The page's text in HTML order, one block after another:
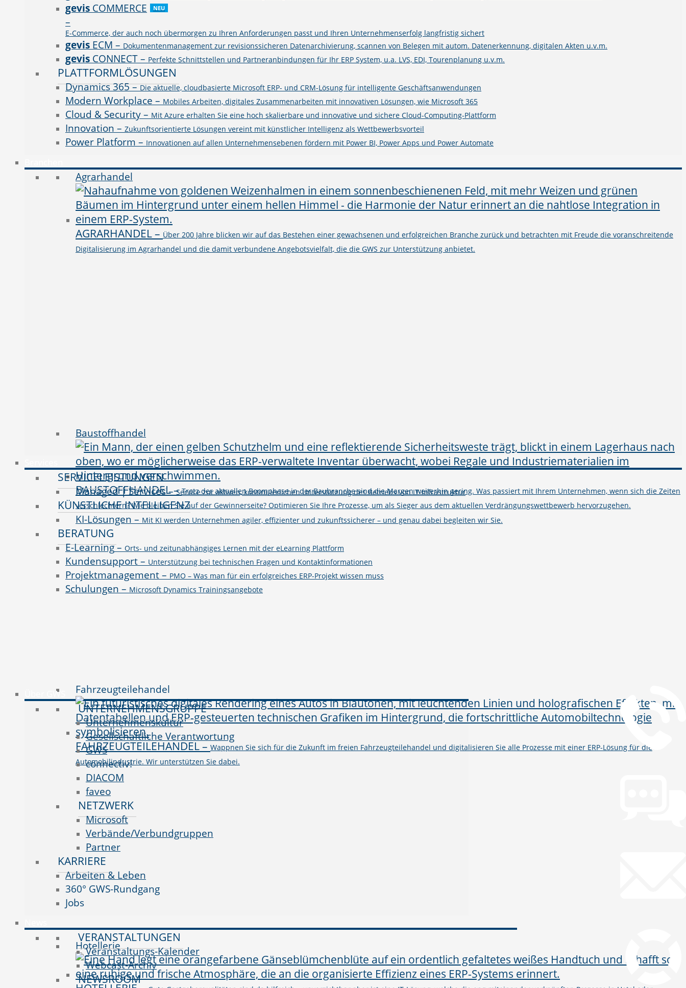
gevis COMMERCE
–
E-Commerce, der auch noch übermorgen zu Ihren Anforderungen passt und Ihren Unternehmenserfolg langfristig sichert
NEU
gevis ECM – Dokumentenmanagement zur revisionssicheren Datenarchivierung, scannen von Belegen mit autom. Datenerkennung, digitalen Akten u.v.m.
gevis CONNECT– Perfekte Schnittstellen und Partneranbindungen für Ihr ERP System, u.a. LVS, EDI, Tourenplanung u.v.m.
PLATTFORMLÖSUNGEN
Dynamics 365–Die aktuelle, cloudbasierte Microsoft ERP- und CRM-Lösung für intelligente Geschäftsanwendungen
Modern Workplace – Mobiles Arbeiten, digitales Zusammenarbeiten mit innovativen Lösungen, wie Microsoft 365
Cloud & Security– Mit Azure erhalten Sie eine hoch skalierbare und innovative und sichere Cloud-Computing-Plattform
Innovation – Zukunftsorientierte Lösungen vereint mit künstlicher Intelligenz als Wettbewerbsvorteil
Power Platform – Innovationen auf allen Unternehmensebenen fördern mit Power BI, Power Apps und Power Automate
Agrarhandel
AGRARHANDEL– Über 200 Jahre blicken wir auf das Bestehen einer gewachsenen und erfolgreichen Branche zurück und betrachten mit Freude die voranschreitende
Digitalisierung im Agrarhandel und die damit verbundene Angebotsvielfalt, die die GWS zur Unterstützung anbietet.
Baustoffhandel
BAUSTOFFHANDEL–Trotz der aktuellen Boomphase in der Baubranche sind die Margen weiterhin gering. Was passiert mit Ihrem Unternehmen, wenn sich die Zeiten
verschlechtern? Wie bleiben Sie auf der Gewinnerseite? Optimieren Sie Ihre Prozesse, um als Sieger aus dem aktuellen Verdrängungswettbewerb hervorzugehen.
Fahrzeugteilehandel
FAHRZEUGTEILEHANDEL– Wappnen Sie sich für die Zukunft im freien Fahrzeugteilehandel und digitalisieren Sie alle Prozesse mit einer ERP-Lösung für die
Automobilindustrie. Wir unterstützen Sie dabei.
Hotellerie
SERVICELEISTUNGEN
Managed | Services–Service zur aktiven, kontinuierlichen Unterstützung des Betriebs von IT-Infrastruktur
KÜNSTLICHE INTELLIGENZ
KI-Lösungen – Mit KI werden Unternehmen agiler, effizienter und zukunftssicherer – und genau dabei begleiten wir Sie.
BERATUNG
E-Learning– Orts- und zeitunabhängiges Lernen mit der eLearning Plattform
Kundensupport– Unterstützung bei technischen Fragen und Kontaktinformationen
Projektmanagement– PMO – Was man für ein erfolgreiches ERP-Projekt wissen muss
Schulungen – Microsoft Dynamics Trainingsangebote
Über GWS
UNTERNEHMENSGRUPPE
Unternehmenskultur
Gesellschaftliche Verantwortung
GWS
connectiv!
DIACOM
faveo
NETZWERK
Microsoft
Verbände/Verbundgruppen
Partner
KARRIERE
Arbeiten & Leben
360° GWS-Rundgang
Jobs
VERANSTALTUNGEN
Veranstaltungs-Kalender
Webcast-Archiv
NEWSROOM